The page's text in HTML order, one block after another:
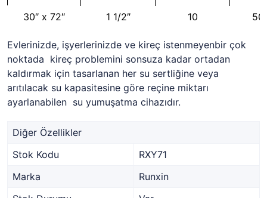
30″ x 72″ 1 1/2″ 10
Evlerinizde, işyerlerinizde ve kireç istenmeyenbir çok
noktada kireç problemini sonsuza kadar ortadan
kaldırmak için tasarlanan her su sertliğine veya
arıtılacak su kapasitesine göre reçine miktarı
ayarlanabilen su yumuşatma cihazıdır.
Diğer Özellikler
Stok Kodu
RXY71
Marka
Runxin